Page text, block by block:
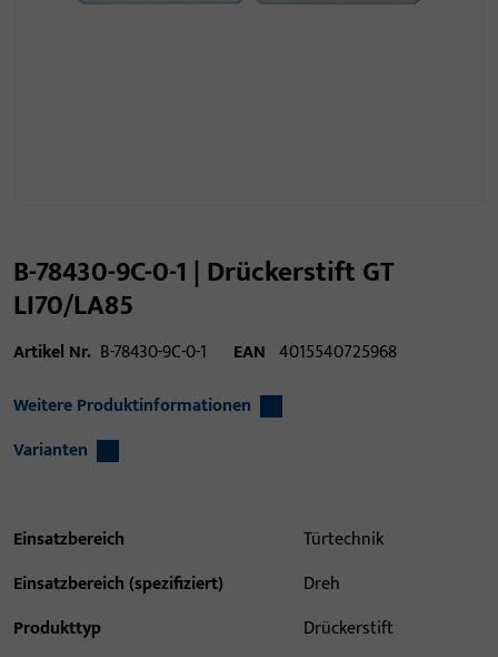
B-78430-9C-0-1 | Drückerstift GT
LI70/LA85
Artikel Nr. B-78430-9C-0-1 EAN 4015540725968
Weitere Produktinformationen
Varianten
Einsatzbereich
Türtechnik
Einsatzbereich (spezifiziert)
Dreh
Produkttyp
Drückerstift